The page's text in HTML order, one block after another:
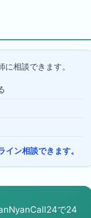
相談できます。
ン相談できます。
で24